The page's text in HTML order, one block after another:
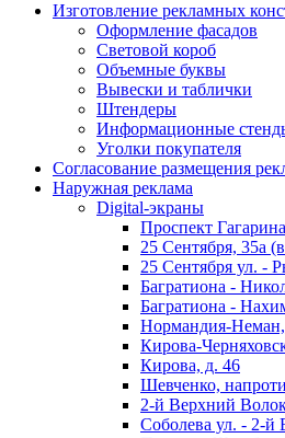
Изготовление рекламных
Оформление фасадов
Световой короб
Объемные буквы
Вывески и таблички
Штендеры
Информационные
Уголки покупателя
Согласование размещения
Наружная реклама
Digital-экраны
Проспект
25 Сентября, 35а
25 Сентября ул. -
Багратиона -
Багратиона -
Нормандия-
Кирова-
Кирова, д. 46
Шевченко,
2-й Верхний
Соболева ул. - 2-й